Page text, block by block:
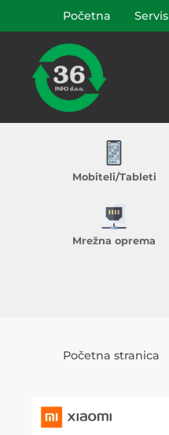
Početna Servis
Mobiteli/Tableti
Mrežna oprema
Početna stranica